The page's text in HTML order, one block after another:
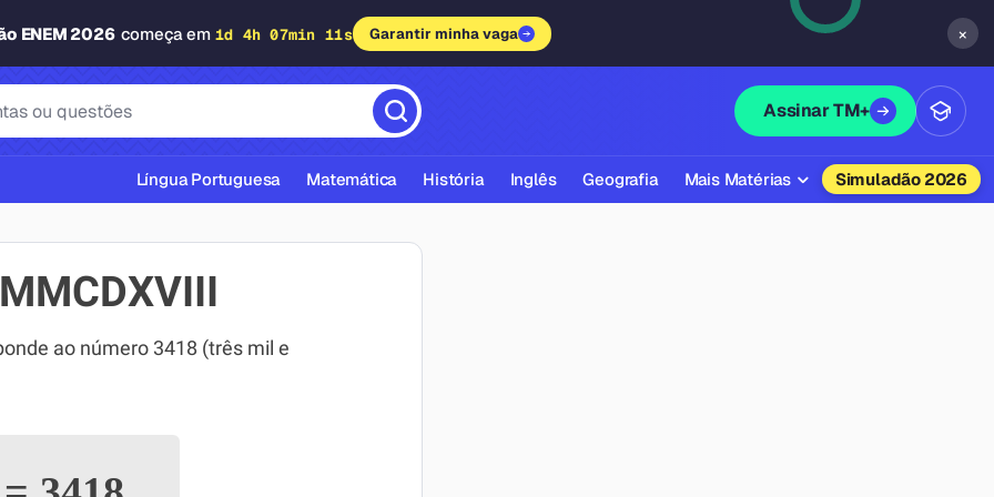
ENEM 2026 começa em 1d 4h 07min 10s Garantir minha vaga ×
Assinar TM+
ABNT
Língua Portuguesa Matemática História Inglês Geografia Mais Matérias Simuladão 2026
ao número 3418 (três mil e